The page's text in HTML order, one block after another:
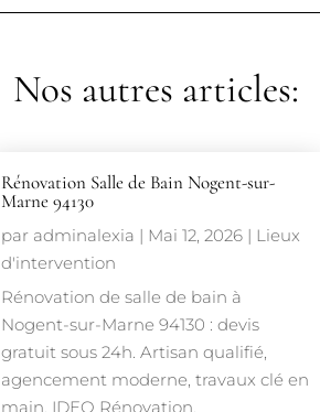
Nos autres articles:
Rénovation Salle de Bain Nogent-sur-
Marne 94130
par adminalexia | Mai 12, 2026| Lieux
d'intervention
Rénovation de salle de bain à
Nogent-sur-Marne 94130 : devis
gratuit sous 24h. Artisan qualifié,
agencement moderne, travaux clé en
main. IDEO Rénovation.